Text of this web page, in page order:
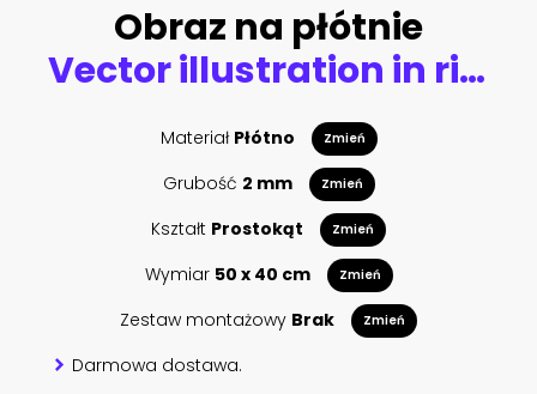
Obraz na płótnie
Vector illustration in rich luxury style. White background with golden exotic palm leaves. Shiny gold backdrop for greeting cards, posters, banners and etc.
Materiał Płótno Zmień
Grubość 2 mm Zmień
Kształt Prostokąt Zmień
Wymiar 50 x 40 cm Zmień
Zestaw montażowy Brak Zmień
Darmowa dostawa.